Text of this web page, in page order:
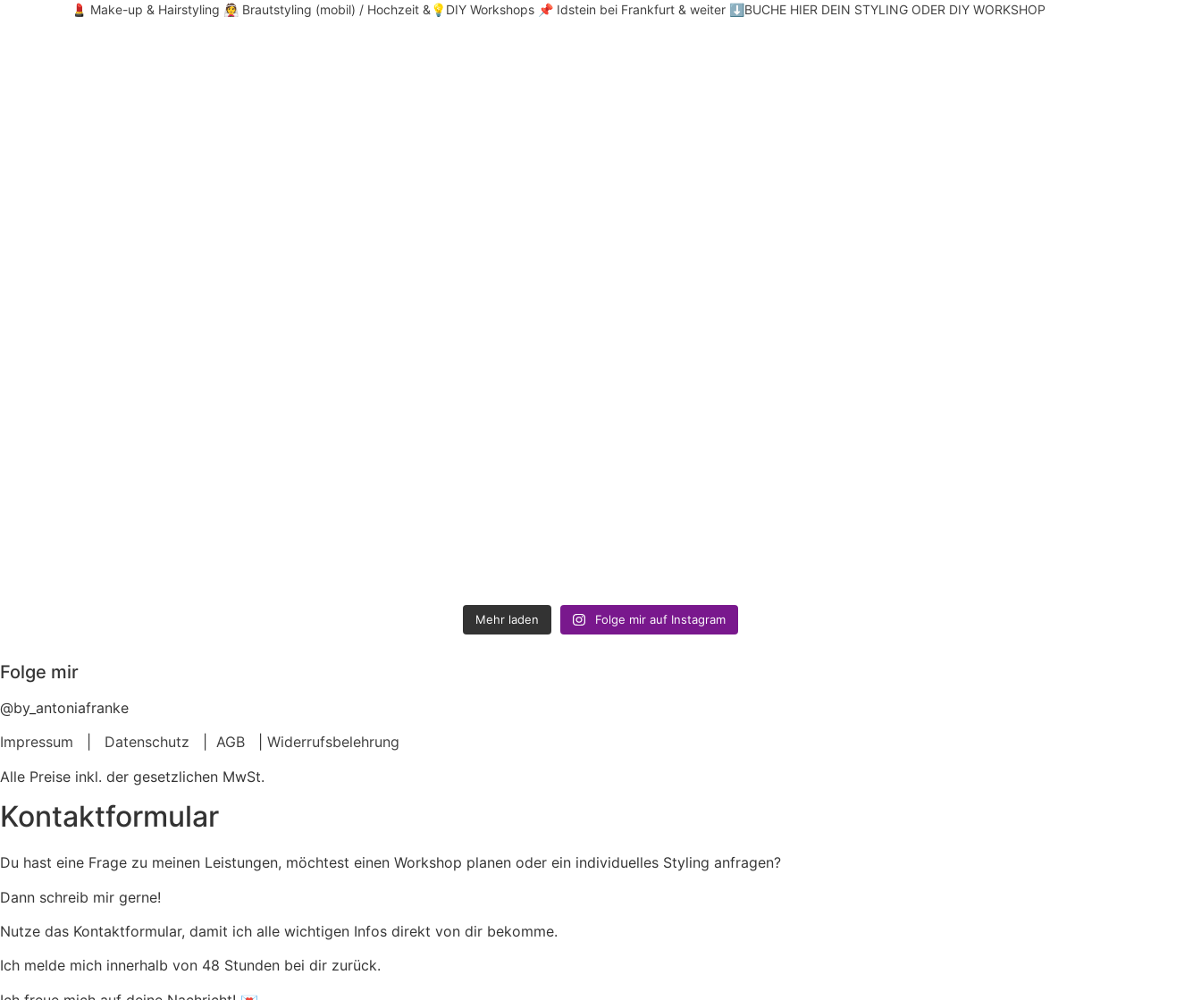
💄 Make-up & Hairstyling 👰 Brautstyling (mobil) / Hochzeit &💡DIY Workshops 📌 Idstein bei Frankfurt & weiter ⬇️BUCHE HIER DEIN STYLING ODER DIY WORKSHOP
Mehr laden Folge mir auf Instagram
Folge mir
@by_antoniafranke
Impressum
Datenschutz AGB
Widerrufsbelehrung
Alle Preise inkl. der gesetzlichen MwSt.
Kontaktformular
Du hast eine Frage zu meinen Leistungen, möchtest einen Workshop planen oder ein individuelles Styling anfragen?
Dann schreib mir gerne!
Nutze das Kontaktformular, damit ich alle wichtigen Infos direkt von dir bekomme.
Ich melde mich innerhalb von 48 Stunden bei dir zurück.